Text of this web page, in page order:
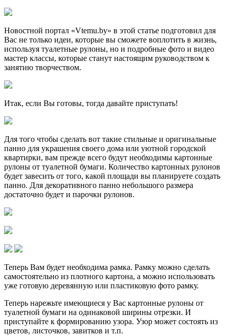
Новостной портал «Vtemu.by» в этой статье подготовил для
Вас не только идеи, которые вы сможете воплотить в жизнь,
используя туалетные рулоны, но и подробные фото и видео
мастер классы, которые станут настоящим руководством к
занятию творчеством.
Итак, если Вы готовы, тогда давайте приступать!
Для того чтобы сделать вот такие стильные и оригинальные
панно для украшения своего дома или уютной городской
квартирки, вам прежде всего будут необходимы картонные
рулоны от туалетной бумаги. Количество картонных рулонов
будет завесить от того, какой площади вы планируете создать
панно. Для декоративного панно небольшого размера
достаточно будет и парочки рулонов.
Теперь Вам будет необходима рамка. Рамку можно сделать
самостоятельно из плотного картона, а можно использовать
уже готовую деревянную или пластиковую фото рамку.
Теперь нарежьте имеющиеся у Вас картонные рулоны от
туалетной бумаги на одинаковой ширины отрезки. И
приступайте к формированию узора. Узор может состоять из
цветов, листочков, завитков и т.п.